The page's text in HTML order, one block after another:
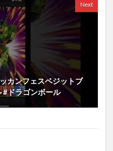
Next
カンフェスベジットブ
#ドラゴンボール